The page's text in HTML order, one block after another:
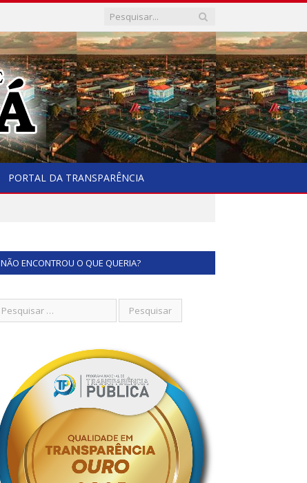
PORTAL DA TRANSPARÊNCIA
NÃO ENCONTROU O QUE QUERIA?